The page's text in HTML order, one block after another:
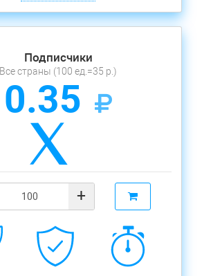
Подписчики
Все страны (100 ед.=35 р.)
0.35
+